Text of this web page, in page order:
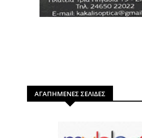
ΑΓΑΠΗΜΕΝΕΣ ΣΕΛΙΔΕΣ